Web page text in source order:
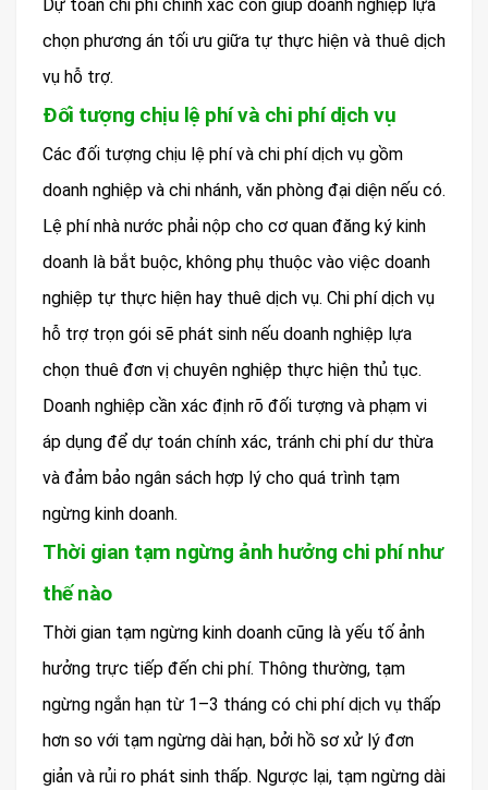
Dự toán chi phí chính xác còn giúp doanh nghiệp lựa
chọn phương án tối ưu giữa tự thực hiện và thuê dịch
vụ hỗ trợ.
Đối tượng chịu lệ phí và chi phí dịch vụ
Các đối tượng chịu lệ phí và chi phí dịch vụ gồm
doanh nghiệp và chi nhánh, văn phòng đại diện nếu có.
Lệ phí nhà nước phải nộp cho cơ quan đăng ký kinh
doanh là bắt buộc, không phụ thuộc vào việc doanh
nghiệp tự thực hiện hay thuê dịch vụ. Chi phí dịch vụ
hỗ trợ trọn gói sẽ phát sinh nếu doanh nghiệp lựa
chọn thuê đơn vị chuyên nghiệp thực hiện thủ tục.
Doanh nghiệp cần xác định rõ đối tượng và phạm vi
áp dụng để dự toán chính xác, tránh chi phí dư thừa
và đảm bảo ngân sách hợp lý cho quá trình tạm
ngừng kinh doanh.
Thời gian tạm ngừng ảnh hưởng chi phí như
thế nào
Thời gian tạm ngừng kinh doanh cũng là yếu tố ảnh
hưởng trực tiếp đến chi phí. Thông thường, tạm
ngừng ngắn hạn từ 1–3 tháng có chi phí dịch vụ thấp
hơn so với tạm ngừng dài hạn, bởi hồ sơ xử lý đơn
giản và rủi ro phát sinh thấp. Ngược lại, tạm ngừng dài